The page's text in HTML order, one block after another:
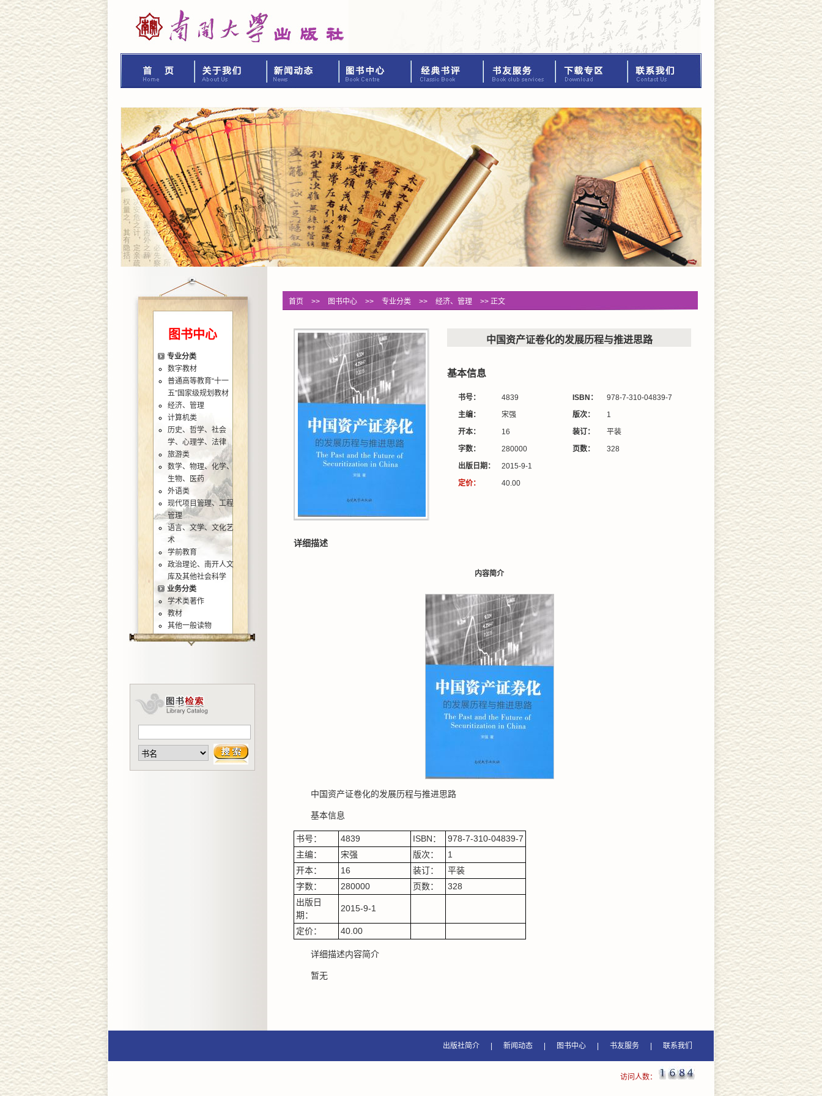
图书中心
专业分类
数字教材
普通高等教育“十一
五”国家级规划教材
经济、管理
计算机类
历史、哲学、社会
学、心理学、法律
旅游类
数学、物理、化学、
生物、医药
外语类
现代项目管理、工程
管理
语言、文学、文化艺
术
学前教育
政治理论、南开人文
库及其他社会科学
业务分类
学术类著作
教材
其他一般读物
首页 >> 图书中心 >> 专业分类 >> 经济、管理 >> 正文
中国资产证卷化的发展历程与推进思路
基本信息
书号： 4839 ISBN：
978-7-310-04839-7
主编：
宋强 版次：
1
开本：
16 装订：
平装
字数：
280000 页数：
328
出版日期：
2015-9-1
定价：
40.00
详细描述
内容简介
中国资产证卷化的发展历程与推进思路
基本信息
书号： 4839 ISBN：
978-7-310-04839-7
主编：
宋强 版次：
1
开本：
16 装订：
平装
字数：
280000 页数：
328
出版日
期：
2015-9-1
定价： 40.00
详细描述内容简介
暂无
出版社简介 新闻动态 图书中心 书友服务 联系我们
访问人数：